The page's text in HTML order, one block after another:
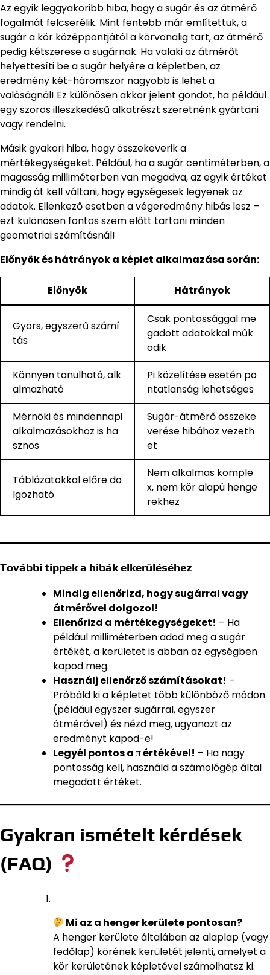
Az egyik leggyakoribb hiba, hogy a sugár és az átmérő
fogalmát felcserélik. Mint fentebb már említettük, a
sugár a kör középpontjától a körvonalig tart, az átmérő
pedig kétszerese a sugárnak. Ha valaki az átmérőt
helyettesíti be a sugár helyére a képletben, az
eredmény két-háromszor nagyobb is lehet a
valóságnál! Ez különösen akkor jelent gondot, ha például
egy szoros illeszkedésű alkatrészt szeretnénk gyártani
vagy rendelni.
Másik gyakori hiba, hogy összekeverik a
mértékegységeket. Például, ha a sugár centiméterben, a
magasság milliméterben van megadva, az egyik értéket
mindig át kell váltani, hogy egységesek legyenek az
adatok. Ellenkező esetben a végeredmény hibás lesz –
ezt különösen fontos szem előtt tartani minden
geometriai számításnál!
Előnyök és hátrányok a képlet alkalmazása során:
Előnyök Hátrányok
Gyors, egyszerű számí
tás
Csak pontossággal me
gadott adatokkal műk
ödik
Könnyen tanulható, alk
almazható
Pi közelítése esetén po
ntatlanság lehetséges
Mérnöki és mindennapi
alkalmazásokhoz is ha
sznos
Sugár-átmérő összeke
verése hibához vezeth
et
Táblázatokkal előre do
lgozható
Nem alkalmas komple
x, nem kör alapú henge
rekhez
További tippek a hibák elkerüléséhez
Mindig ellenőrizd, hogy sugárral vagy
átmérővel dolgozol!
Ellenőrizd a mértékegységeket! – Ha
például milliméterben adod meg a sugár
értékét, a kerületet is abban az egységben
kapod meg.
Használj ellenőrző számításokat! –
Próbáld ki a képletet több különböző módon
(például egyszer sugárral, egyszer
átmérővel) és nézd meg, ugyanazt az
eredményt kapod-e!
Legyél pontos a π értékével! – Ha nagy
pontosság kell, használd a számológép által
megadott értéket.
Gyakran ismételt kérdések
(FAQ)
Mi az a henger kerülete pontosan?
A henger kerülete általában az alaplap (vagy
fedőlap) körének kerületét jelenti, amelyet a
kör kerületének képletével számolhatsz ki.